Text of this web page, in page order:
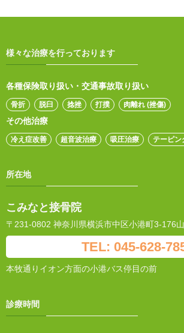
様々な治療を行っております
各種保険取り扱い・交通事故取り扱い
骨折 脱臼 捻挫 打撲 肉離れ (挫傷)
その他治療
冷え症改善 超音波治療 吸圧治療 テーピン
所在地
こみなと接骨院
〒231-0802 神奈川県横浜市中区小港町3-176
TEL: 045-628-
本牧通りイオン方面の小港バス停目の前
診療時間